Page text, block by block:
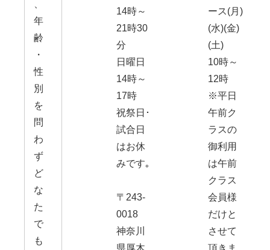
年
齢
・
性
別
を
問
わ
ず
ど
な
た
で
も
14時～
21時30
分
日曜日
14時～
17時
祝祭日･
試合日
はお休
みです｡
〒243-
0018
神奈川
県厚木
ース(月)
(水)(金)
(土)
10時～
12時
※平日
午前ク
ラスの
御利用
は午前
クラス
会員様
だけと
させて
頂きま